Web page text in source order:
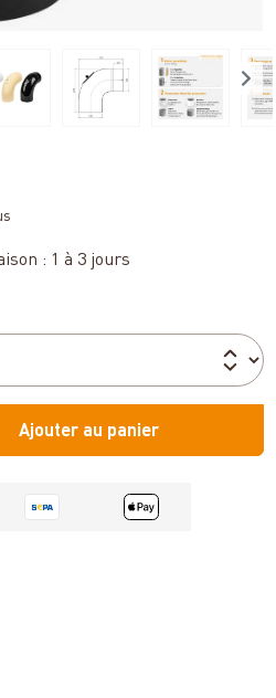
: 1 à 3 jours
Ajouter au panier